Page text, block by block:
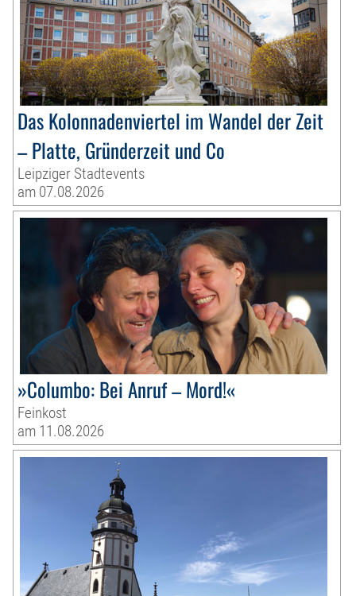
Das Kolonnadenviertel im Wandel der Zeit
– Platte, Gründerzeit und Co
Leipziger Stadtevents
am 07.08.2026
»Columbo: Bei Anruf – Mord!«
Feinkost
am 11.08.2026